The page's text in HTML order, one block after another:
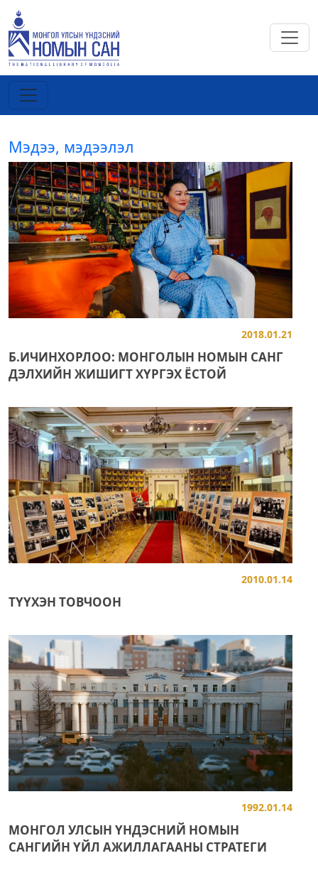
Мэдээ, мэдээлэл
2018.01.21
Б.ИЧИНХОРЛОО: МОНГОЛЫН НОМЫН САНГ
ДЭЛХИЙН ЖИШИГТ ХҮРГЭХ ЁСТОЙ
2010.01.14
ТҮҮХЭН ТОВЧООН
1992.01.14
МОНГОЛ УЛСЫН ҮНДЭСНИЙ НОМЫН
САНГИЙН ҮЙЛ АЖИЛЛАГААНЫ СТРАТЕГИ